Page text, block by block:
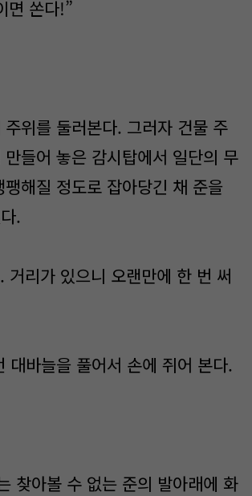
면 쏜다!”
위를 둘러본다. 그러자 건물 주
만들어 놓은 감시탑에서 일단의 무
해질 정도로 잡아당긴 채 준을
.
리가 있으니 오랜만에 한 번 써
대바늘을 풀어서 손에 쥐어 본다.
찾아볼 수 없는 준의 발아래에 화